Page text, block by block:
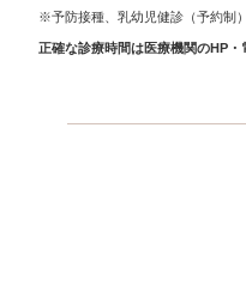
※予防接種、乳幼児健診（予約制
正確な診療時間は医療機関のHP